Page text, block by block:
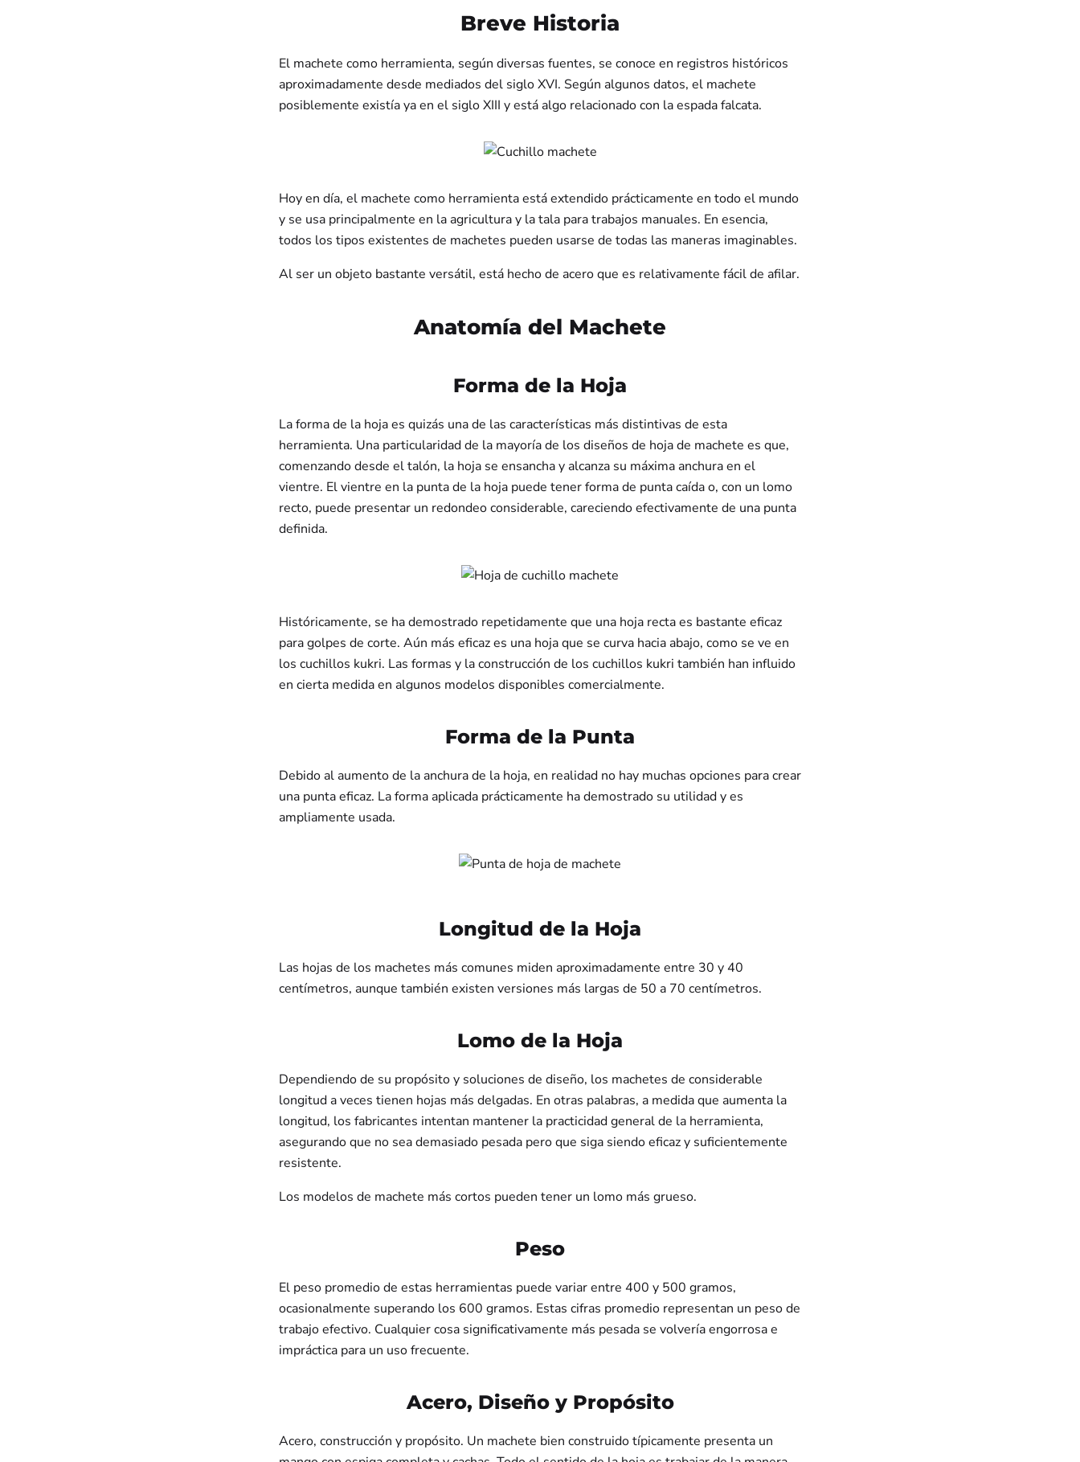
Breve Historia
El machete como herramienta, según diversas fuentes, se conoce en registros históricos
aproximadamente desde mediados del siglo XVI. Según algunos datos, el machete
posiblemente existía ya en el siglo XIII y está algo relacionado con la espada falcata.
Hoy en día, el machete como herramienta está extendido prácticamente en todo el mundo
y se usa principalmente en la agricultura y la tala para trabajos manuales. En esencia,
todos los tipos existentes de machetes pueden usarse de todas las maneras imaginables.
Al ser un objeto bastante versátil, está hecho de acero que es relativamente fácil de afilar.
Anatomía del Machete
Forma de la Hoja
La forma de la hoja es quizás una de las características más distintivas de esta
herramienta. Una particularidad de la mayoría de los diseños de hoja de machete es que,
comenzando desde el talón, la hoja se ensancha y alcanza su máxima anchura en el
vientre. El vientre en la punta de la hoja puede tener forma de punta caída o, con un lomo
recto, puede presentar un redondeo considerable, careciendo efectivamente de una punta
definida.
Históricamente, se ha demostrado repetidamente que una hoja recta es bastante eficaz
para golpes de corte. Aún más eficaz es una hoja que se curva hacia abajo, como se ve en
los cuchillos kukri. Las formas y la construcción de los cuchillos kukri también han influido
en cierta medida en algunos modelos disponibles comercialmente.
Forma de la Punta
Debido al aumento de la anchura de la hoja, en realidad no hay muchas opciones para crear
una punta eficaz. La forma aplicada prácticamente ha demostrado su utilidad y es
ampliamente usada.
Longitud de la Hoja
Las hojas de los machetes más comunes miden aproximadamente entre 30 y 40
centímetros, aunque también existen versiones más largas de 50 a 70 centímetros.
Lomo de la Hoja
Dependiendo de su propósito y soluciones de diseño, los machetes de considerable
longitud a veces tienen hojas más delgadas. En otras palabras, a medida que aumenta la
longitud, los fabricantes intentan mantener la practicidad general de la herramienta,
asegurando que no sea demasiado pesada pero que siga siendo eficaz y suficientemente
resistente.
Los modelos de machete más cortos pueden tener un lomo más grueso.
Peso
El peso promedio de estas herramientas puede variar entre 400 y 500 gramos,
ocasionalmente superando los 600 gramos. Estas cifras promedio representan un peso de
trabajo efectivo. Cualquier cosa significativamente más pesada se volvería engorrosa e
impráctica para un uso frecuente.
Acero, Diseño y Propósito
Acero, construcción y propósito. Un machete bien construido típicamente presenta un